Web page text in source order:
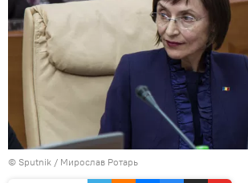
© Sputnik / Мирослав Ротарь